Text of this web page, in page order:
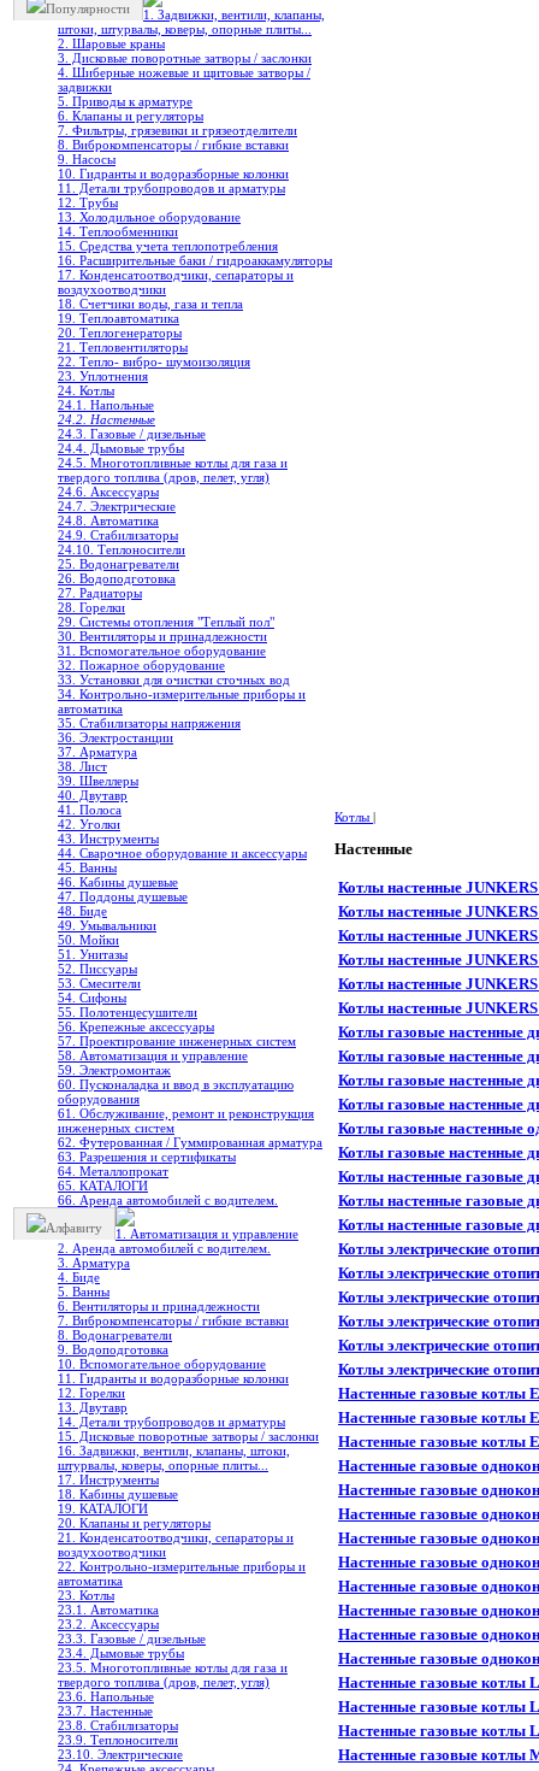
Популярности
1. Задвижки, вентили, клапаны,
штоки, штурвалы, коверы, опорные плиты...
2. Шаровые краны
3. Дисковые поворотные затворы / заслонки
4. Шиберные ножевые и щитовые затворы /
задвижки
5. Приводы к арматуре
6. Клапаны и регуляторы
7. Фильтры, грязевики и грязеотделители
8. Виброкомпенсаторы / гибкие вставки
9. Насосы
10. Гидранты и водоразборные колонки
11. Детали трубопроводов и арматуры
12. Трубы
13. Холодильное oборудование
14. Теплообменники
15. Средства учета теплопотребления
16. Расширительные баки / гидроаккамуляторы
17. Конденсатоотводчики, сепараторы и
воздухоотводчики
18. Счетчики воды, газа и тепла
19. Теплоавтоматика
20. Теплогенераторы
21. Тепловентиляторы
22. Тепло- вибро- шумоизоляция
23. Уплотнения
24. Котлы
24.1. Напольные
24.2. Настенные
24.3. Газовые / дизельные
24.4. Дымовые трубы
24.5. Многотопливные котлы для газа и
твердого топлива (дров, пелет, угля)
24.6. Аксессуары
24.7. Электрические
24.8. Автоматика
24.9. Стабилизаторы
24.10. Теплоносители
25. Водонагреватели
26. Водоподготовка
27. Радиаторы
28. Горелки
29. Системы отопления "Теплый пол"
30. Вентиляторы и принадлежности
31. Вспомогательное оборудование
32. Пожарное оборудование
33. Установки для очистки сточных вод
34. Контрольно-измерительные приборы и
автоматика
35. Стабилизаторы напряжения
36. Электростанции
37. Арматура
38. Лист
39. Швеллеры
40. Двутавр
41. Полоса
42. Уголки
43. Инструменты
44. Сварочное оборудование и аксессуары
45. Ванны
46. Кабины душевые
47. Поддоны душевые
48. Биде
49. Умывальники
50. Мойки
51. Унитазы
52. Писсуары
53. Смесители
54. Сифоны
55. Полотенцесушители
56. Крепежные аксессуары
57. Проектирование инженерных систем
58. Автоматизация и управление
59. Электромонтаж
60. Пусконаладка и ввод в эксплуатацию
оборудования
61. Обслуживание, ремонт и реконструкция
инженерных систем
62. Футерованная / Гуммированная арматура
63. Разрешения и сертификаты
64. Металлопрокат
65. КАТАЛОГИ
66. Аренда автомобилей с водителем.
Алфавиту
1. Автоматизация и управление
2. Аренда автомобилей с водителем.
3. Арматура
4. Биде
5. Ванны
6. Вентиляторы и принадлежности
7. Виброкомпенсаторы / гибкие вставки
8. Водонагреватели
9. Водоподготовка
10. Вспомогательное оборудование
11. Гидранты и водоразборные колонки
12. Горелки
13. Двутавр
14. Детали трубопроводов и арматуры
15. Дисковые поворотные затворы / заслонки
16. Задвижки, вентили, клапаны, штоки,
штурвалы, коверы, опорные плиты...
17. Инструменты
18. Кабины душевые
19. КАТАЛОГИ
20. Клапаны и регуляторы
21. Конденсатоотводчики, сепараторы и
воздухоотводчики
22. Контрольно-измерительные приборы и
автоматика
23. Котлы
23.1. Автоматика
23.2. Аксессуары
23.3. Газовые / дизельные
23.4. Дымовые трубы
23.5. Многотопливные котлы для газа и
твердого топлива (дров, пелет, угля)
23.6. Напольные
23.7. Настенные
23.8. Стабилизаторы
23.9. Теплоносители
23.10. Электрические
Котлы |
Настенные
Котлы настенные
Котлы настенные
Котлы настенные
Котлы настенные
Котлы настенные
Котлы настенные
Котлы газовые настенные
Котлы газовые настенные
Котлы газовые настенные
Котлы газовые настенные
Котлы газовые настенные
Котлы газовые настенные
Котлы настенные газовые
Котлы настенные газовые
Котлы настенные газовые
Котлы электрические
Котлы электрические
Котлы электрические
Котлы электрические
Котлы электрические
Котлы электрические
Настенные газовые котлы
Настенные газовые котлы
Настенные газовые котлы
Настенные газовые
Настенные газовые
Настенные газовые
Настенные газовые
Настенные газовые
Настенные газовые
Настенные газовые
Настенные газовые
Настенные газовые
Настенные газовые котлы
Настенные газовые котлы
Настенные газовые котлы
Настенные газовые котлы